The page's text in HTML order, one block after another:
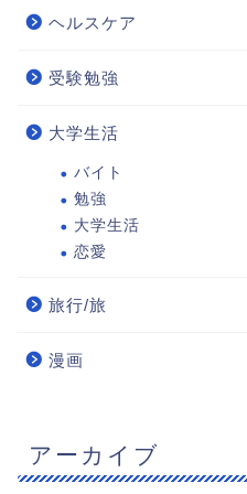
ヘルスケア
受験勉強
大学生活
バイト
勉強
大学生活
恋愛
旅行/旅
漫画
アーカイブ